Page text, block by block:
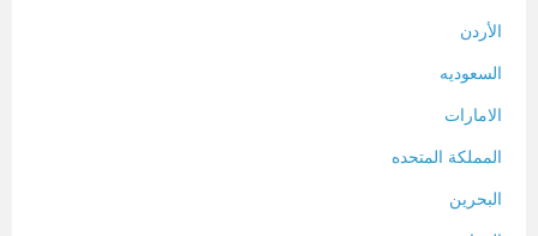
الأردن
السعوديه
الامارات
المملكة المتحده
البحرين